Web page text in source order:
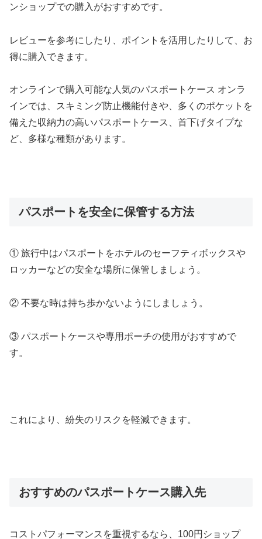
ンショップでの購入がおすすめです。
レビューを参考にしたり、ポイントを活用したりして、お
得に購入できます。
オンラインで購入可能な人気のパスポートケース オンラ
インでは、スキミング防止機能付きや、多くのポケットを
備えた収納力の高いパスポートケース、首下げタイプな
ど、多様な種類があります。
パスポートを安全に保管する方法
① 旅行中はパスポートをホテルのセーフティボックスや
ロッカーなどの安全な場所に保管しましょう。
② 不要な時は持ち歩かないようにしましょう。
③ パスポートケースや専用ポーチの使用がおすすめで
す。
これにより、紛失のリスクを軽減できます。
おすすめのパスポートケース購入先
コストパフォーマンスを重視するなら、100円ショップ